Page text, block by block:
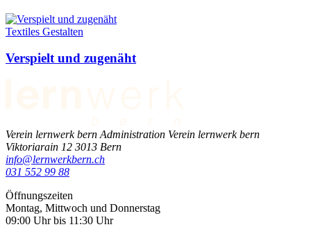
Textiles Gestalten
Verspielt und zugenäht
Verein lernwerk bern Administration Verein lernwerk bern
Viktoriarain 12 3013 Bern
info@lernwerkbern.ch
031 552 99 88
Öffnungszeiten
Montag, Mittwoch und Donnerstag
09:00 Uhr bis 11:30 Uhr